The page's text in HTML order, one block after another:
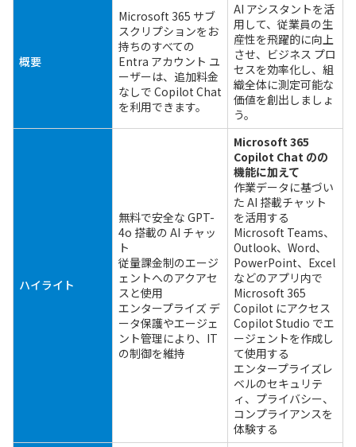
概要
Microsoft 365 サブ
スクリプションをお
持ちのすべての
Entra アカウント ユ
ーザーは、追加料金
なしで Copilot Chat
を利用できます。
AI アシスタントを活
用して、従業員の生
産性を飛躍的に向上
させ、ビジネス プロ
セスを効率化し、組
織全体に測定可能な
価値を創出しましょ
う。
ハイライト
無料で安全な GPT-
4o 搭載の AI チャッ
ト
従量課金制のエージ
ェントへのアクアセ
スと使用
エンタープライズ デ
ータ保護やエージェ
ント管理により、IT
の制御を維持
Microsoft 365
Copilot Chat のの
機能に加えて
作業データに基づい
た AI 搭載チャット
を活用する
Microsoft Teams、
Outlook、Word、
PowerPoint、Excel
などのアプリ内で
Microsoft 365
Copilot にアクセス
Copilot Studio でエ
ージェントを作成し
て使用する
エンタープライズレ
ベルのセキュリテ
ィ、プライバシー、
コンプライアンスを
体験する